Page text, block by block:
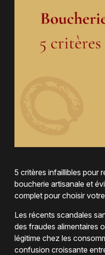
5 critères infaillibles pour
boucherie artisanale et
complet pour choisir
Les récents scandales
des fraudes alimentaires
légitime chez les
confusion croissante